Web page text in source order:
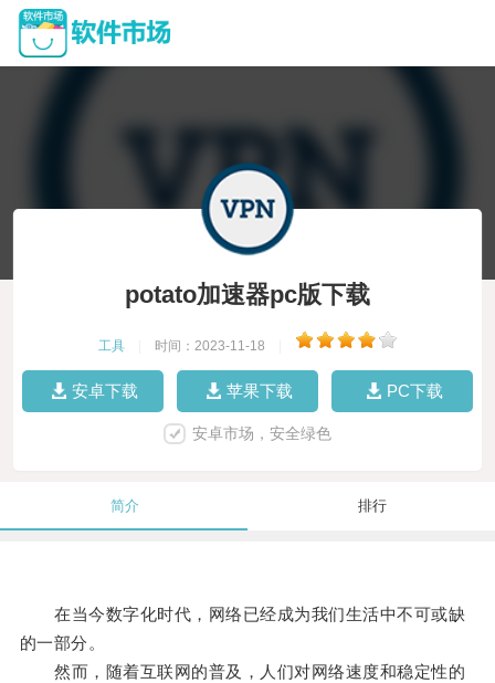
potato加速器pc版下载
工具 时间：2023-11-18
安卓下载 苹果下载 PC下载
安卓市场，安全绿色
简介 排行
在当今数字化时代，网络已经成为我们生活中不可或缺
的一部分。
然而，随着互联网的普及，人们对网络速度和稳定性的